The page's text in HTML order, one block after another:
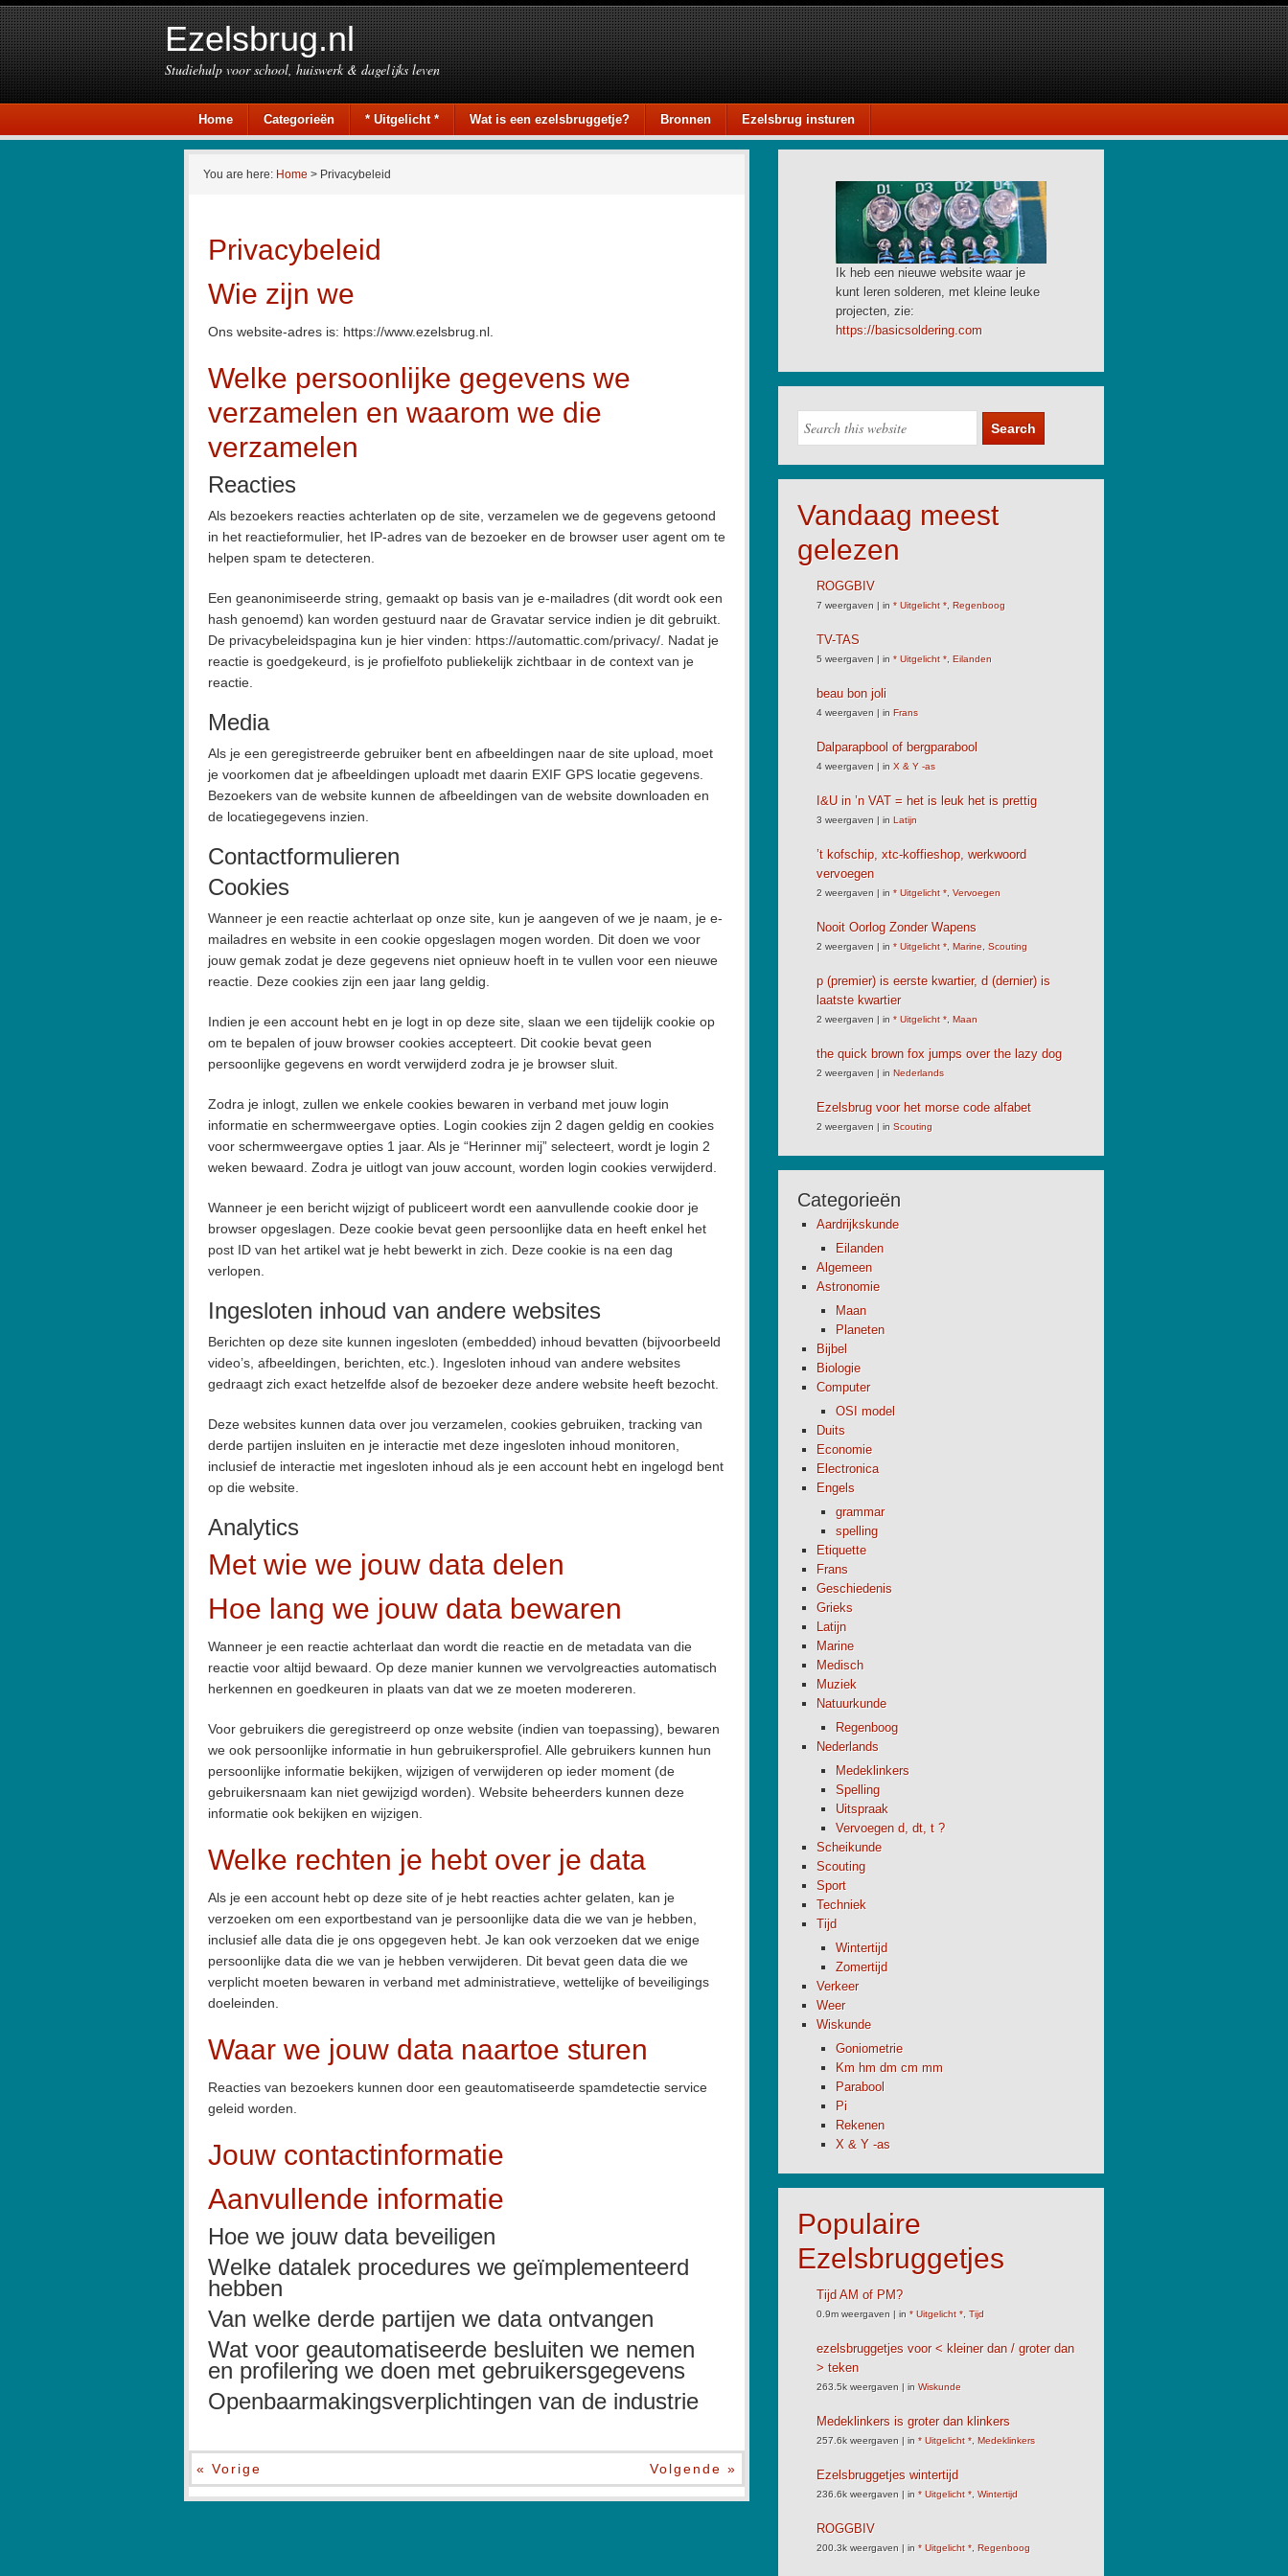
Ezelsbrug.nl
Studiehulp voor school, huiswerk & dagelijks leven
Home Categorieën * Uitgelicht * Wat is een ezelsbruggetje? Bronnen Ezelsbrug insturen
You are here: Home > Privacybeleid
Privacybeleid
Wie zijn we
Ons website-adres is: https://www.ezelsbrug.nl.
Welke persoonlijke gegevens we
verzamelen en waarom we die
verzamelen
Reacties
Als bezoekers reacties achterlaten op de site, verzamelen we de gegevens getoond
in het reactieformulier, het IP-adres van de bezoeker en de browser user agent om te
helpen spam te detecteren.
Een geanonimiseerde string, gemaakt op basis van je e-mailadres (dit wordt ook een
hash genoemd) kan worden gestuurd naar de Gravatar service indien je dit gebruikt.
De privacybeleidspagina kun je hier vinden: https://automattic.com/privacy/. Nadat je
reactie is goedgekeurd, is je profielfoto publiekelijk zichtbaar in de context van je
reactie.
Media
Als je een geregistreerde gebruiker bent en afbeeldingen naar de site upload, moet
je voorkomen dat je afbeeldingen uploadt met daarin EXIF GPS locatie gegevens.
Bezoekers van de website kunnen de afbeeldingen van de website downloaden en
de locatiegegevens inzien.
Contactformulieren
Cookies
Wanneer je een reactie achterlaat op onze site, kun je aangeven of we je naam, je e-
mailadres en website in een cookie opgeslagen mogen worden. Dit doen we voor
jouw gemak zodat je deze gegevens niet opnieuw hoeft in te vullen voor een nieuwe
reactie. Deze cookies zijn een jaar lang geldig.
Indien je een account hebt en je logt in op deze site, slaan we een tijdelijk cookie op
om te bepalen of jouw browser cookies accepteert. Dit cookie bevat geen
persoonlijke gegevens en wordt verwijderd zodra je je browser sluit.
Zodra je inlogt, zullen we enkele cookies bewaren in verband met jouw login
informatie en schermweergave opties. Login cookies zijn 2 dagen geldig en cookies
voor schermweergave opties 1 jaar. Als je “Herinner mij” selecteert, wordt je login 2
weken bewaard. Zodra je uitlogt van jouw account, worden login cookies verwijderd.
Wanneer je een bericht wijzigt of publiceert wordt een aanvullende cookie door je
browser opgeslagen. Deze cookie bevat geen persoonlijke data en heeft enkel het
post ID van het artikel wat je hebt bewerkt in zich. Deze cookie is na een dag
verlopen.
Ingesloten inhoud van andere websites
Berichten op deze site kunnen ingesloten (embedded) inhoud bevatten (bijvoorbeeld
video’s, afbeeldingen, berichten, etc.). Ingesloten inhoud van andere websites
gedraagt zich exact hetzelfde alsof de bezoeker deze andere website heeft bezocht.
Deze websites kunnen data over jou verzamelen, cookies gebruiken, tracking van
derde partijen insluiten en je interactie met deze ingesloten inhoud monitoren,
inclusief de interactie met ingesloten inhoud als je een account hebt en ingelogd bent
op die website.
Analytics
Met wie we jouw data delen
Hoe lang we jouw data bewaren
Wanneer je een reactie achterlaat dan wordt die reactie en de metadata van die
reactie voor altijd bewaard. Op deze manier kunnen we vervolgreacties automatisch
herkennen en goedkeuren in plaats van dat we ze moeten modereren.
Voor gebruikers die geregistreerd op onze website (indien van toepassing), bewaren
we ook persoonlijke informatie in hun gebruikersprofiel. Alle gebruikers kunnen hun
persoonlijke informatie bekijken, wijzigen of verwijderen op ieder moment (de
gebruikersnaam kan niet gewijzigd worden). Website beheerders kunnen deze
informatie ook bekijken en wijzigen.
Welke rechten je hebt over je data
Als je een account hebt op deze site of je hebt reacties achter gelaten, kan je
verzoeken om een exportbestand van je persoonlijke data die we van je hebben,
inclusief alle data die je ons opgegeven hebt. Je kan ook verzoeken dat we enige
persoonlijke data die we van je hebben verwijderen. Dit bevat geen data die we
verplicht moeten bewaren in verband met administratieve, wettelijke of beveiligings
doeleinden.
Waar we jouw data naartoe sturen
Reacties van bezoekers kunnen door een geautomatiseerde spamdetectie service
geleid worden.
Jouw contactinformatie
Aanvullende informatie
Hoe we jouw data beveiligen
Welke datalek procedures we geïmplementeerd
hebben
Van welke derde partijen we data ontvangen
Wat voor geautomatiseerde besluiten we nemen
en profilering we doen met gebruikersgegevens
Openbaarmakingsverplichtingen van de industrie
« Vorige Volgende »
Ik heb een nieuwe website waar je
kunt leren solderen, met kleine leuke
projecten, zie:
https://basicsoldering.com
Vandaag meest
gelezen
ROGGBIV
7 weergaven | in * Uitgelicht *, Regenboog
TV-TAS
5 weergaven | in * Uitgelicht *, Eilanden
beau bon joli
4 weergaven | in Frans
Dalparapbool of bergparabool
4 weergaven | in X & Y -as
I&U in ’n VAT = het is leuk het is prettig
3 weergaven | in Latijn
’t kofschip, xtc-koffieshop, werkwoord
vervoegen
2 weergaven | in * Uitgelicht *, Vervoegen
Nooit Oorlog Zonder Wapens
2 weergaven | in * Uitgelicht *, Marine, Scouting
p (premier) is eerste kwartier, d (dernier) is
laatste kwartier
2 weergaven | in * Uitgelicht *, Maan
the quick brown fox jumps over the lazy dog
2 weergaven | in Nederlands
Ezelsbrug voor het morse code alfabet
2 weergaven | in Scouting
Categorieën
Aardrijkskunde
Eilanden
Algemeen
Astronomie
Maan
Planeten
Bijbel
Biologie
Computer
OSI model
Duits
Economie
Electronica
Engels
grammar
spelling
Etiquette
Frans
Geschiedenis
Grieks
Latijn
Marine
Medisch
Muziek
Natuurkunde
Regenboog
Nederlands
Medeklinkers
Spelling
Uitspraak
Vervoegen d, dt, t ?
Scheikunde
Scouting
Sport
Techniek
Tijd
Wintertijd
Zomertijd
Verkeer
Weer
Wiskunde
Goniometrie
Km hm dm cm mm
Parabool
Pi
Rekenen
X & Y -as
Populaire
Ezelsbruggetjes
Tijd AM of PM?
0.9m weergaven | in * Uitgelicht *, Tijd
ezelsbruggetjes voor < kleiner dan / groter dan
> teken
263.5k weergaven | in Wiskunde
Medeklinkers is groter dan klinkers
257.6k weergaven | in * Uitgelicht *, Medeklinkers
Ezelsbruggetjes wintertijd
236.6k weergaven | in * Uitgelicht *, Wintertijd
ROGGBIV
200.3k weergaven | in * Uitgelicht *, Regenboog